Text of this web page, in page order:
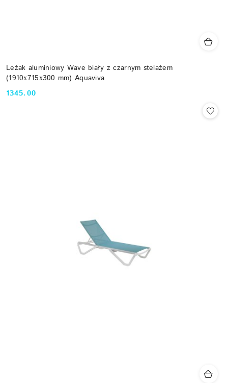
Leżak aluminiowy Wave biały z czarnym stelażem
(1910х715х300 mm) Aquaviva
Cena:
1345.00